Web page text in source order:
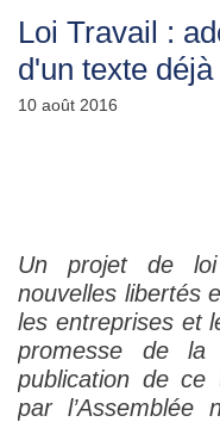
Loi Travail :
d'un texte
10 août 2016
Un projet de
nouvelles libertés
les entreprises et
promesse de
publication de ce
par l’Assemblée